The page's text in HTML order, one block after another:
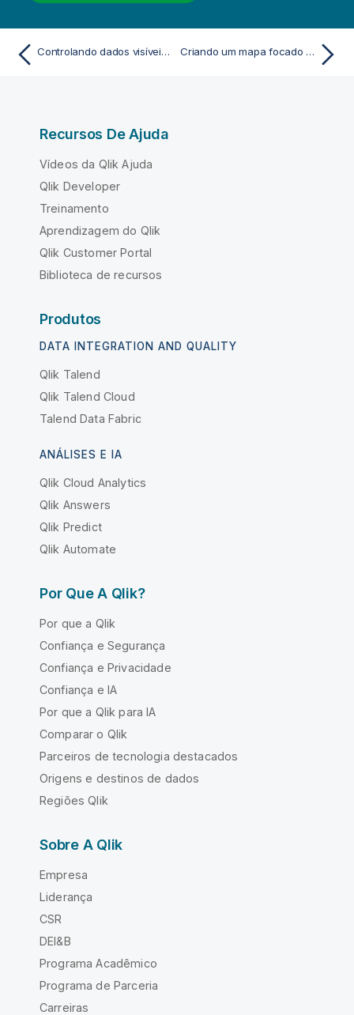
Controlando dados visíveis do mapa com camadas hierárquicas Criando um mapa focado em uma região
Recursos De Ajuda
Vídeos da Qlik Ajuda
Qlik Developer
Treinamento
Aprendizagem do Qlik
Qlik Customer Portal
Biblioteca de recursos
Produtos
DATA INTEGRATION AND QUALITY
Qlik Talend
Qlik Talend Cloud
Talend Data Fabric
ANÁLISES E IA
Qlik Cloud Analytics
Qlik Answers
Qlik Predict
Qlik Automate
Por Que A Qlik?
Por que a Qlik
Confiança e Segurança
Confiança e Privacidade
Confiança e IA
Por que a Qlik para IA
Comparar o Qlik
Parceiros de tecnologia destacados
Origens e destinos de dados
Regiões Qlik
Sobre A Qlik
Empresa
Liderança
CSR
DEI&B
Programa Acadêmico
Programa de Parceria
Carreiras